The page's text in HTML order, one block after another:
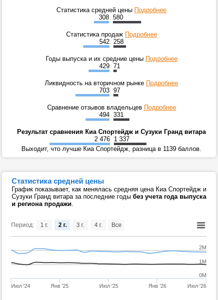
Статистика средней цены Подробнее
308 580
Статистика продаж Подробнее
542 258
Годы выпуска и их средние цены Подробнее
429 71
Ликвидность на вторичном рынке Подробнее
703 97
Сравнение отзывов владельцев Подробнее
494 331
Результат сравнения Киа Спортейдж и Сузуки Гранд витара
2 476 1 337
Выходит, что лучше Киа Спортейдж, разница в 1139 баллов.
Статистика средней цены
График показывает, как менялась средняя цена Киа Спортейдж и
Сузуки Гранд витара за последние годы без учета года выпуска
и региона продажи.
Период:
Июл '24 Янв '25 Июл '25 Янв '26 Июл '26
1M
2M
0M
1 г. 2 г. 3 г. 4 г. Все